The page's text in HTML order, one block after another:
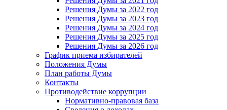
Решения Думы за 2022 год
Решения Думы за 2023 год
Решения Думы за 2024 год
Решения Думы за 2025 год
Решения Думы за 2026 год
График приема избирателей
Положения Думы
План работы Думы
Контакты
Противодействие коррупции
Нормативно-правовая база